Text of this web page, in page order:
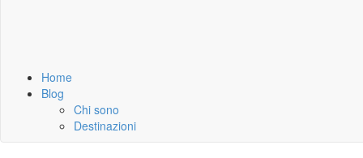
Home
Blog
Chi sono
Destinazioni